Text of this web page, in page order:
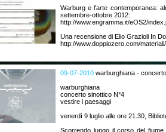
Warburg e l'arte contemporanea:
settembre-ottobre 2012:
http://www.engramma.it/eOS2/
Una recensione di Elio Grazioli In
http://www.doppiozero.com/
09-07-2010 warburghiana -
warburghiana
concerto sinottico N°4
vestire i paesaggi
venerdì 9 luglio alle ore 21.30,
Scorrendo lungo il corso del